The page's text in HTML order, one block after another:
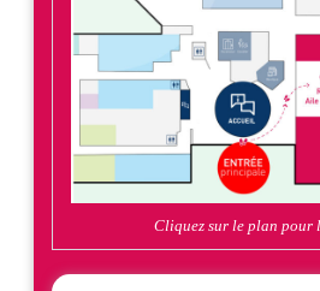
Cliquez sur le plan pour